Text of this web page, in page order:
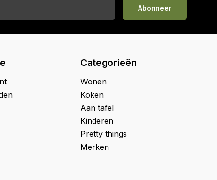
Abonneer
Categorieën
Wonen
Koken
Aan tafel
Kinderen
Pretty things
Merken